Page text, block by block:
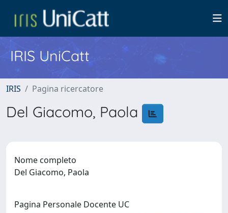
IRIS UniCatt
IRIS Pagina ricercatore
Del Giacomo, Paola
Nome completo
Del Giacomo, Paola
Pagina Personale Docente UC